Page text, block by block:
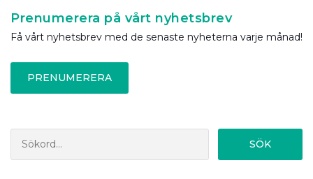
Prenumerera på vårt nyhetsbrev
Få vårt nyhetsbrev med de senaste nyheterna varje månad!
PRENUMERERA
SÖK